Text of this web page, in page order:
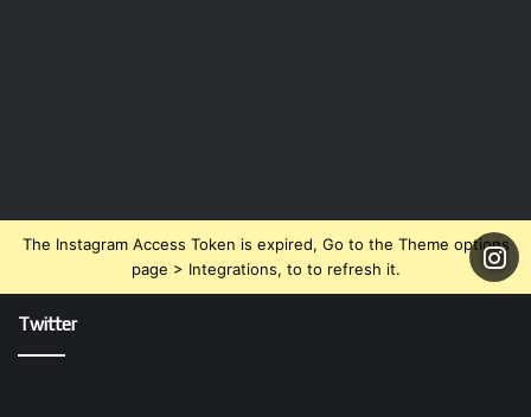
The Instagram Access Token is expired, Go to the Theme options
page > Integrations, to to refresh it.
Twitter